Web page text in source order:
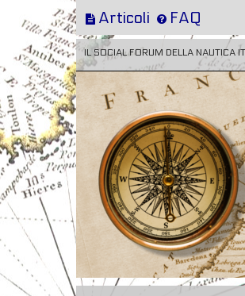
Articoli FAQ
IL SOCIAL FORUM DELLA NAUTICA